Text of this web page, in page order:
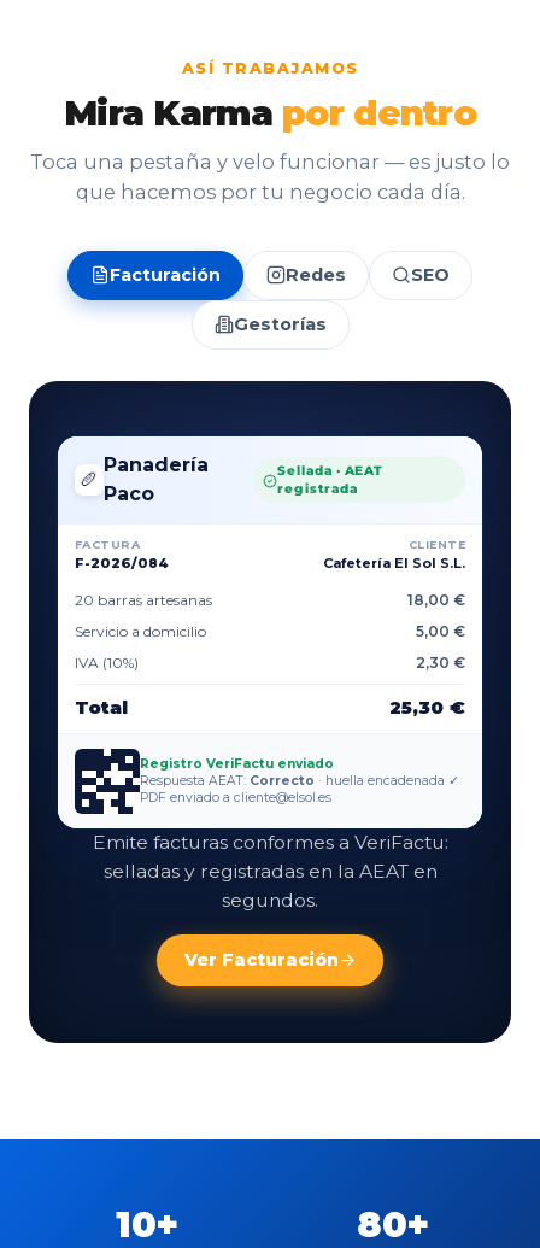
ASÍ TRABAJAMOS
Mira Karma por dentro
Toca una pestaña y velo funcionar — es justo lo
que hacemos por tu negocio cada día.
Facturación Redes SEO
Gestorías
🥖
Panadería
Paco
Sellada · AEAT
registrada
FACTURA
F-2026/084
CLIENTE
Cafetería El Sol S.L.
20 barras artesanas
18,00 €
Servicio a domicilio
5,00 €
IVA (10%)
2,30 €
Total 25,30 €
Registro VeriFactu enviado
Respuesta AEAT: Correcto · huella encadenada ✓
PDF enviado a cliente@elsol.es
Emite facturas conformes a VeriFactu:
selladas y registradas en la AEAT en
segundos.
Ver Facturación
10+ 80+